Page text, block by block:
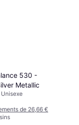
530 -
Metallic
de 26,66 €